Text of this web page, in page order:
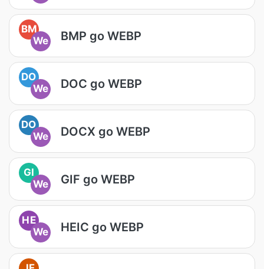
BM
We
BMP go WEBP
DO
We
DOC go WEBP
DO
We
DOCX go WEBP
GI
We
GIF go WEBP
HE
We
HEIC go WEBP